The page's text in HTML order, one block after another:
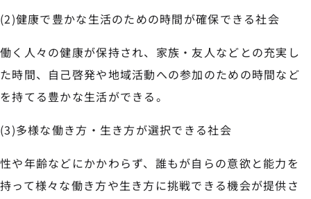
(2)健康で豊かな生活のための時間が確保できる社会
働く人々の健康が保持され、家族・友人などとの充実し
た時間、自己啓発や地域活動への参加のための時間など
を持てる豊かな生活ができる。
(3)多様な働き方・生き方が選択できる社会
性や年齢などにかかわらず、誰もが自らの意欲と能力を
持って様々な働き方や生き方に挑戦できる機会が提供さ